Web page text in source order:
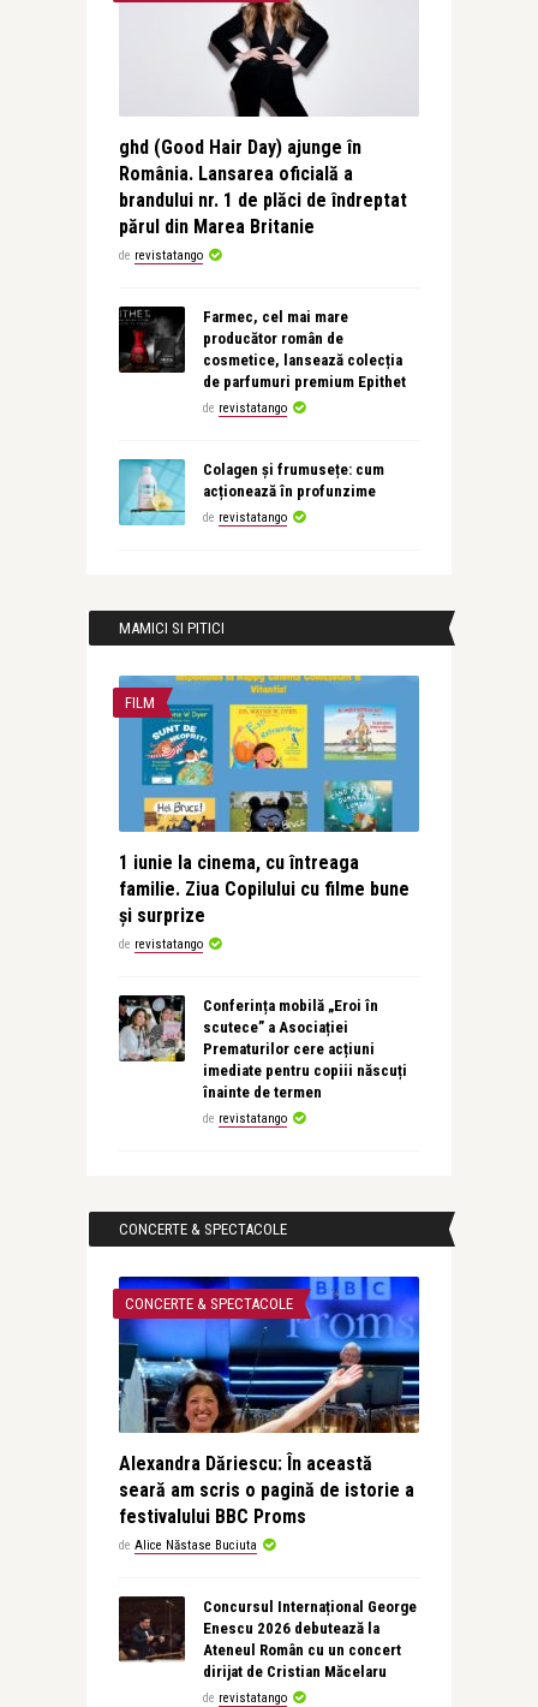
ghd (Good Hair Day) ajunge în
România. Lansarea oficială a
brandului nr. 1 de plăci de îndreptat
părul din Marea Britanie
de revistatango
Farmec, cel mai mare
producător român de
cosmetice, lansează colecția
de parfumuri premium Epithet
de revistatango
Colagen și frumusețe: cum
acționează în profunzime
de revistatango
MAMICI SI PITICI
FILM
1 iunie la cinema, cu întreaga
familie. Ziua Copilului cu filme bune
și surprize
de revistatango
Conferința mobilă „Eroi în
scutece” a Asociației
Prematurilor cere acțiuni
imediate pentru copiii născuți
înainte de termen
de revistatango
CONCERTE & SPECTACOLE
CONCERTE & SPECTACOLE
Alexandra Dăriescu: În această
seară am scris o pagină de istorie a
festivalului BBC Proms
de Alice Năstase Buciuta
Concursul Internațional George
Enescu 2026 debutează la
Ateneul Român cu un concert
dirijat de Cristian Măcelaru
de revistatango